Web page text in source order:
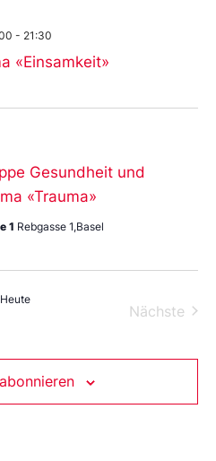
«Einsamkeit»
- 21:30
Gesundheit und
«Trauma»
1 Rebgasse 1,Basel
Heute
Nächste